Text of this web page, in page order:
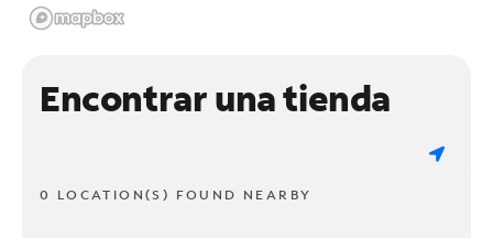
Encontrar una tienda
0 LOCATION(S) FOUND NEARBY